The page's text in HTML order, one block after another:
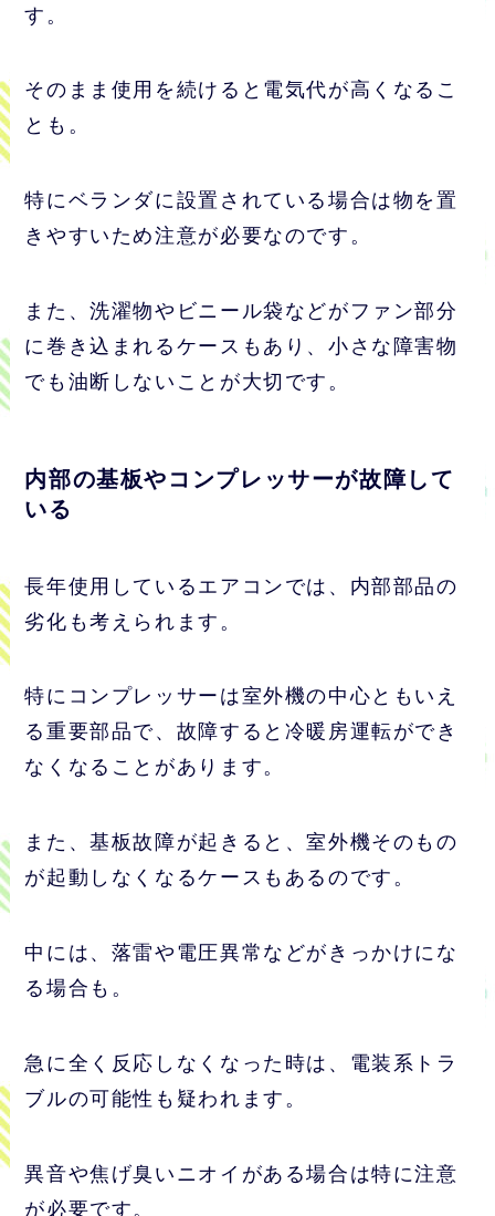
す。
そのまま使用を続けると電気代が高くなるこ
とも。
特にベランダに設置されている場合は物を置
きやすいため注意が必要なのです。
また、洗濯物やビニール袋などがファン部分
に巻き込まれるケースもあり、小さな障害物
でも油断しないことが大切です。
内部の基板やコンプレッサーが故障して
いる
長年使用しているエアコンでは、内部部品の
劣化も考えられます。
特にコンプレッサーは室外機の中心ともいえ
る重要部品で、故障すると冷暖房運転ができ
なくなることがあります。
また、基板故障が起きると、室外機そのもの
が起動しなくなるケースもあるのです。
中には、落雷や電圧異常などがきっかけにな
る場合も。
急に全く反応しなくなった時は、電装系トラ
ブルの可能性も疑われます。
異音や焦げ臭いニオイがある場合は特に注意
が必要です。